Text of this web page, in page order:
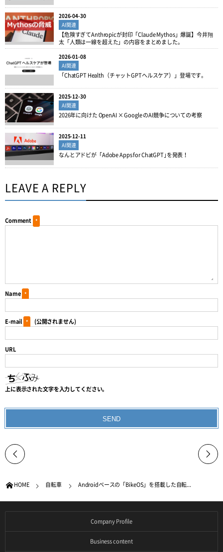
2026-04-30
AI関連
【危険すぎてAnthropicが封印「Claude Mythos」爆誕】今井翔
太「人類は一線を超えた」の内容をまとめました。
2026-01-08
AI関連
「ChatGPT Health（チャットGPTヘルスケア）」登場です。
2025-12-30
AI関連
2026年に向けた OpenAI × Google のAI競争についての考察
2025-12-11
AI関連
なんとアドビが「Adobe Apps for ChatGPT｣を発表！
LEAVE A REPLY
Comment *
Name *
E-mail * (公開されません)
URL
上に表示された文字を入力してください。
HOME 自転車 Androidベースの「BikeOS」を搭載した自転...
Company Profile
Business content